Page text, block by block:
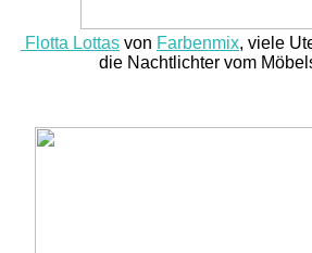
Flotta Lottas von Farbenmix, viele
die Nachtlichter vom